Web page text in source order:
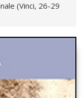
(Vinci, 26-29